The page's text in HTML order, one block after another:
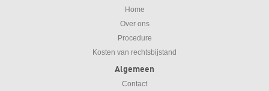
Home
Over ons
Procedure
Kosten van rechtsbijstand
Algemeen
Contact